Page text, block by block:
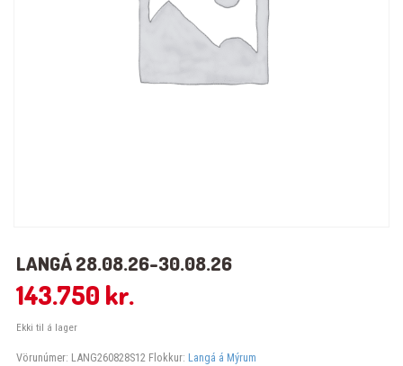
LANGÁ 28.08.26-30.08.26
143.750 kr.
Ekki til á lager
Vörunúmer: LANG260828S12 Flokkur: Langá á Mýrum